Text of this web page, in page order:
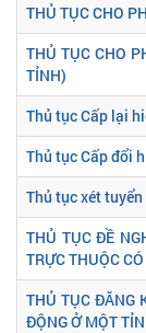
THỦ TỤC CHO
THỦ TỤC CHO
TỈNH)
Thủ tục Cấp lại
Thủ tục Cấp đổi
Thủ tục xét
THỦ TỤC ĐỀ
TRỰC THUỘC
THỦ TỤC ĐĂNG
ĐỘNG Ở MỘT